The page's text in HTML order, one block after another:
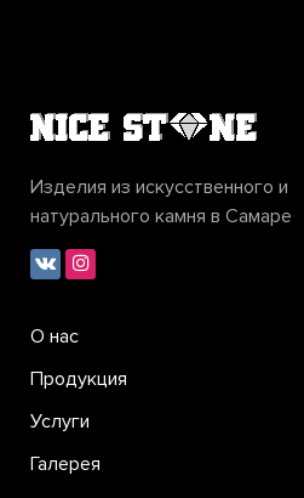
Изделия из искусственного и
натурального камня в Самаре
О нас
Продукция
Услуги
Галерея